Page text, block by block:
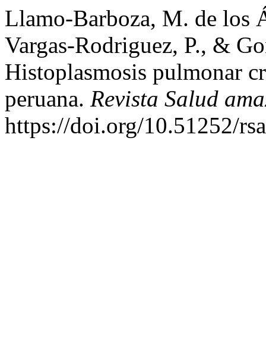
Llamo-Barboza, M. de los
Vargas-Rodriguez, P., &
Histoplasmosis pulmonar
peruana. Revista Salud
https://doi.org/10.51252/